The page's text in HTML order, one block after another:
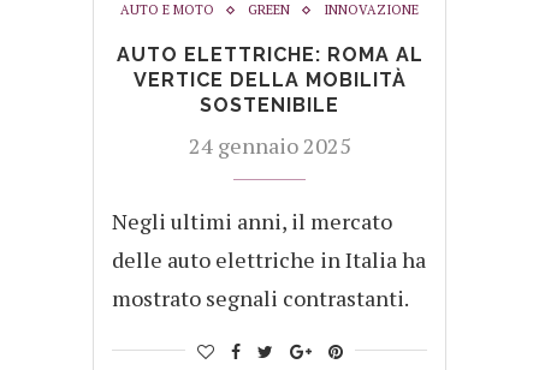
AUTO E MOTO GREEN INNOVAZIONE
AUTO ELETTRICHE: ROMA AL
VERTICE DELLA MOBILITÀ
SOSTENIBILE
24 gennaio 2025
Negli ultimi anni, il mercato
delle auto elettriche in Italia ha
mostrato segnali contrastanti.